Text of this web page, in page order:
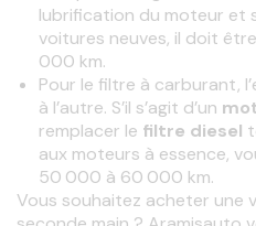
lubrification du moteur et
voitures neuves, il doit
000 km.
Pour le filtre à carburant,
à l’autre. S’il s’agit d’un
remplacer le filtre diesel
aux moteurs à essence,
50 000 à 60 000 km.
Vous souhaitez acheter une